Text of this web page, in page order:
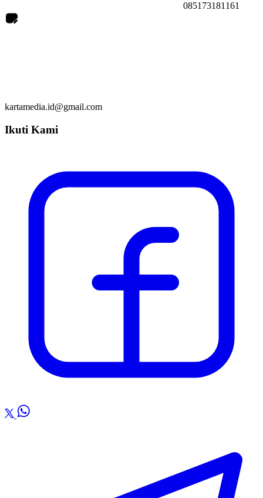
085173181161
kartamedia.id@gmail.com
Ikuti Kami